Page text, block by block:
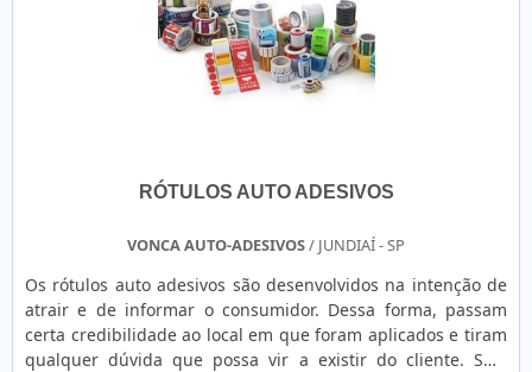
RÓTULOS AUTO ADESIVOS
VONCA AUTO-ADESIVOS/ JUNDIAÍ - SP
Os rótulos auto adesivos são desenvolvidos na intenção de
atrair e de informar o consumidor. Dessa forma, passam
certa credibilidade ao local em que foram aplicados e tiram
qualquer dúvida que possa vir a existir do cliente. SÃO